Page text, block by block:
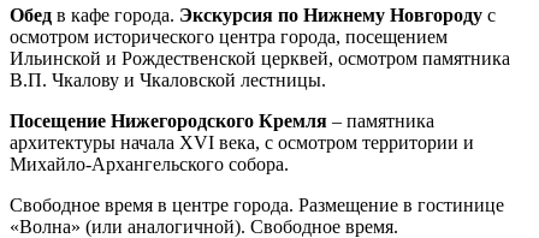
Обед в кафе города. Экскурсия по Нижнему Новгороду с
осмотром исторического центра города, посещением
Ильинской и Рождественской церквей, осмотром памятника
В.П. Чкалову и Чкаловской лестницы.
Посещение Нижегородского Кремля – памятника
архитектуры начала XVI века, с осмотром территории и
Михайло-Архангельского собора.
Свободное время в центре города. Размещение в гостинице
«Волна» (или аналогичной). Свободное время.